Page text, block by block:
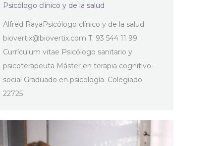
Psicólogo clínico y de la salud
Alfred RayaPsicólogo clínico y de la salud
biovertix@biovertix.com T. 93 544 11 99
Currículum vitae Psicólogo sanitario y
psicoterapeuta Máster en terapia cognitivo-
social Graduado en psicología. Colegiado
22725